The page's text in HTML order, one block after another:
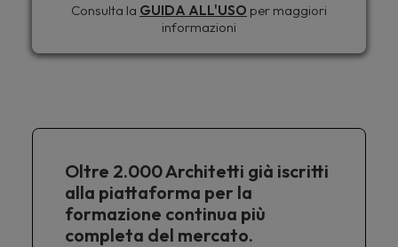
Consulta la GUIDA ALL'USO per maggiori
informazioni
Oltre 2.000 Architetti già iscritti
alla piattaforma per la
formazione continua più
completa del mercato.